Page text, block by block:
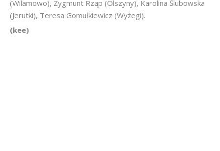
(Wilamowo), Zygmunt Rząp (Olszyny), Karolina Ślubowska
(Jerutki), Teresa Gomułkiewicz (Wyżegi).
(kee)